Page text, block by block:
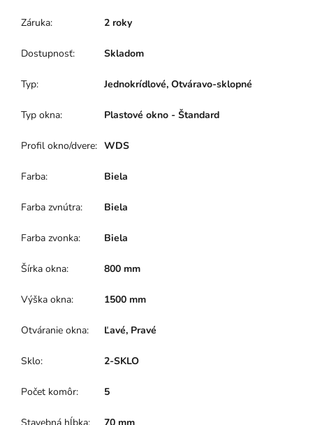
Záruka: 2 roky
Dostupnosť: Skladom
Typ: Jednokrídlové, Otváravo-sklopné
Typ okna: Plastové okno - Štandard
Profil okno/dvere: WDS
Farba: Biela
Farba zvnútra: Biela
Farba zvonka: Biela
Šírka okna: 800 mm
Výška okna: 1500 mm
Otváranie okna: Ľavé, Pravé
Sklo: 2-SKLO
Počet komôr: 5